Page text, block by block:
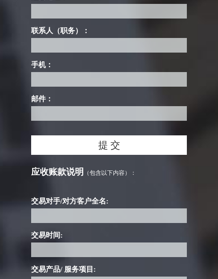
联系人（职务）：
手机：
邮件：
应收账款说明 （包含以下内容）：
交易对手/对方客户全名:
交易时间:
交易产品/ 服务项目: